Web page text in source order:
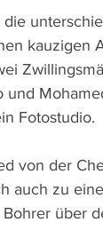
kauzigen
und
Fotostudio.
von der
auch zu
über